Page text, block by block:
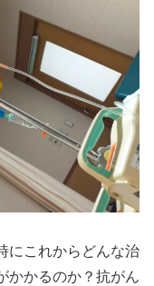
にこれからどんな治
かかるのか？抗がん